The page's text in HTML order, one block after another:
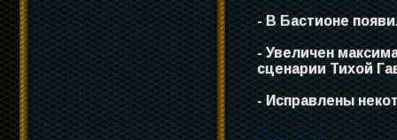
- В Бастионе
- Увеличен
сценарии Тихой
- Исправлены